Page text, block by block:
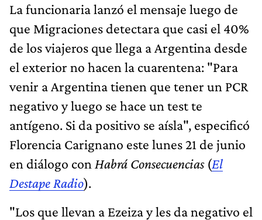
La funcionaria lanzó el mensaje luego de
que Migraciones detectara que casi el 40%
de los viajeros que llega a Argentina desde
el exterior no hacen la cuarentena: "Para
venir a Argentina tienen que tener un PCR
negativo y luego se hace un test te
antígeno. Si da positivo se aísla", especificó
Florencia Carignano este lunes 21 de junio
en diálogo con Habrá Consecuencias(El
Destape Radio).
"Los que llevan a Ezeiza y les da negativo el